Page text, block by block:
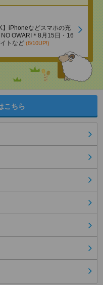
】iPhoneなどスマホの充
OWARI＊8月15日・16
トなど (8/10UP!)
こちら